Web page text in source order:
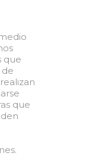
que
que